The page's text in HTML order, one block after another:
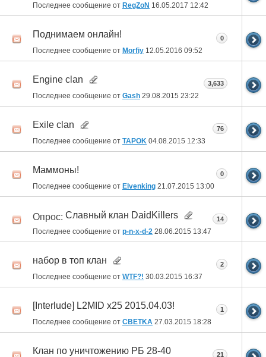
Последнее сообщение от RegZoN 16.05.2017 12:42
Поднимаем онлайн!
Последнее сообщение от Morfiy 12.05.2016 09:52
0
Engine clan
Последнее сообщение от Gash 29.08.2015 23:22
3,633
Exile clan
Последнее сообщение от TAPOK 04.08.2015 12:33
76
Маммоны!
Последнее сообщение от Elvenking 21.07.2015 13:00
0
Опрос: Славный клан DaidKillers
Последнее сообщение от p-n-x-d-2 28.06.2015 13:47
14
набор в топ клан
Последнее сообщение от WTF?! 30.03.2015 16:37
2
[Interlude] L2MID x25 2015.04.03!
Последнее сообщение от CBETKA 27.03.2015 18:28
1
Клан по уничтожению РБ 28-40 21